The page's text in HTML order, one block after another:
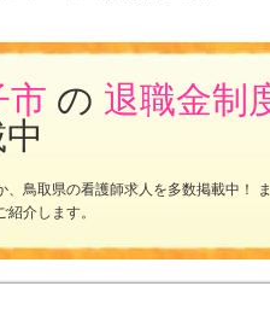
市 の 退職金制
、鳥取県の看護師求人を多数掲載中！
介します。